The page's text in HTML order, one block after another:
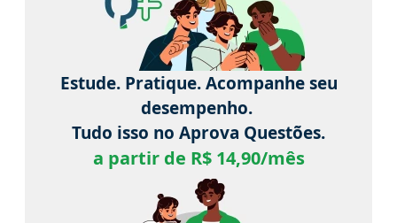
Estude. Pratique. Acompanhe seu
desempenho.
Tudo isso no Aprova Questões.
a partir de R$ 14,90/mês